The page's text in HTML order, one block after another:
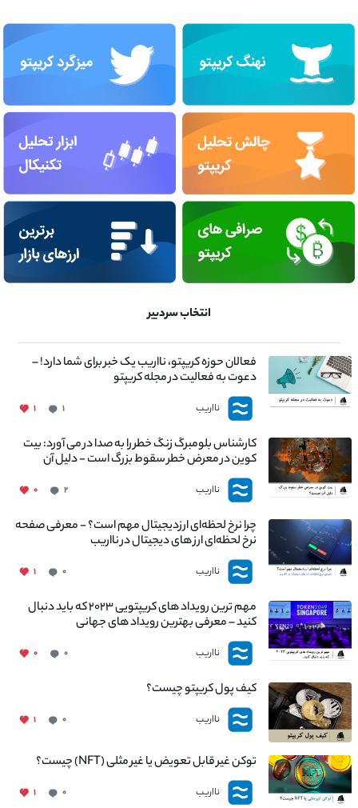
انتخاب سردبیر
فعالان حوزه کریپتو، نااریب یک خبر برای شما دارد! –
دعوت به فعالیت در مجله کریپتو
نااریب ۱ ۱
کارشناس بلومبرگ زنگ خطر را به صدا در می آورد: بیت
کوین در معرض خطر سقوط بزرگ است - دلیل آن
چیست؟
نااریب ۲ ۰
چرا نرخ لحظه‌ای ارزدیجیتال مهم است؟ - معرفی صفحه
نرخ لحظه‌ای ارز های دیجیتال در نااریب
نااریب ۰ ۱
مهم ترین رویداد های کریپتویی ۲۰۲۳ که باید دنبال
کنید – معرفی بهترین رویداد های جهانی
نااریب ۰ ۰
کیف پول کریپتو چیست؟
نااریب ۰ ۱
توکن غیر قابل تعویض یا غیر مثلی (NFT) چیست؟
نااریب ۰ ۱